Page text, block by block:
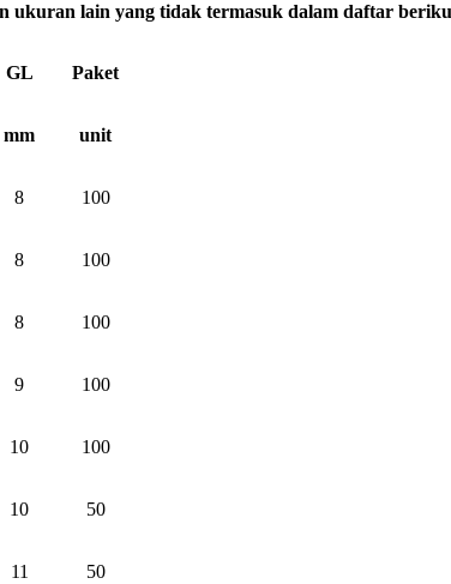
ukuran lain yang tidak termasuk dalam daftar
GL Paket
mm unit
8 100
8 100
8 100
9 100
10 100
10 50
11 50